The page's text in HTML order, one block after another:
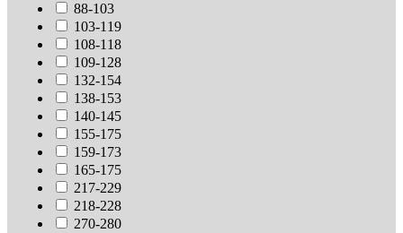
88-103
103-119
108-118
109-128
132-154
138-153
140-145
155-175
159-173
165-175
217-229
218-228
270-280